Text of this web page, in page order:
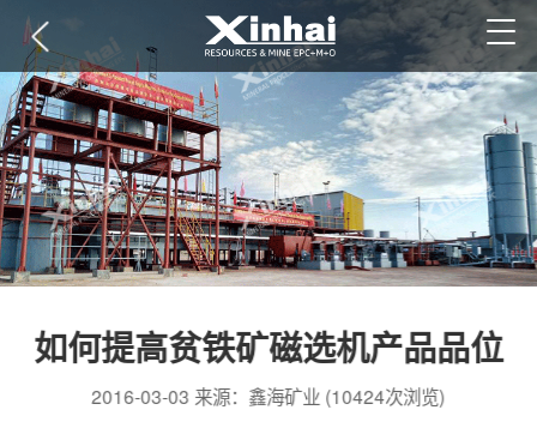
如何提高贫铁矿磁选机产品品位
2016-03-03 来源：鑫海矿业 (10424次浏览)